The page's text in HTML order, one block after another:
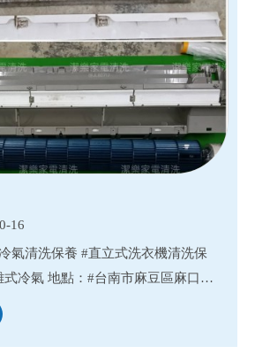
16
氣清洗保養 #直立式洗衣機清洗保
冷氣 地點：#台南市麻豆區麻口一
洗衣機 地點：#台南市左鎮區邦寮